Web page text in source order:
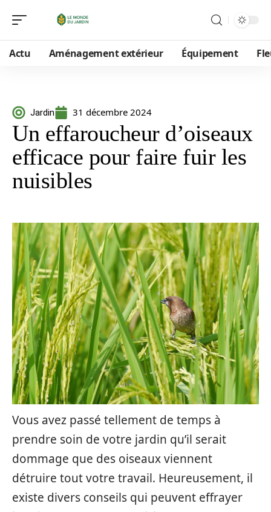
Actu Aménagement extérieur Équipement
Jardin 31 décembre 2024
Un effaroucheur d’oiseaux
efficace pour faire fuir les
nuisibles
Vous avez passé tellement de temps à
prendre soin de votre jardin qu’il serait
dommage que des oiseaux viennent
détruire tout votre travail. Heureusement, il
existe divers conseils qui peuvent effrayer